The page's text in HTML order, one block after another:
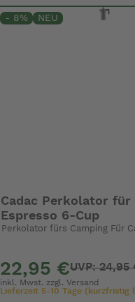
- 8% NEU
Cadac Perkolator für
Espresso 6-Cup
Perkolator fürs Camping Für
22,95 €UVP: 24,95
inkl. Mwst. zzgl. Versand
Lieferzeit 5-10 Tage (kurzfristig